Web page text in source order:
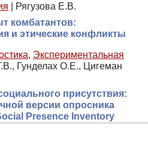
Рягузова Е.В.
комбатантов:
и этические конфликты
, Экспериментальная
Гунделах О.Е., Цигеман
присутствия:
версии опросника
Presence Inventory